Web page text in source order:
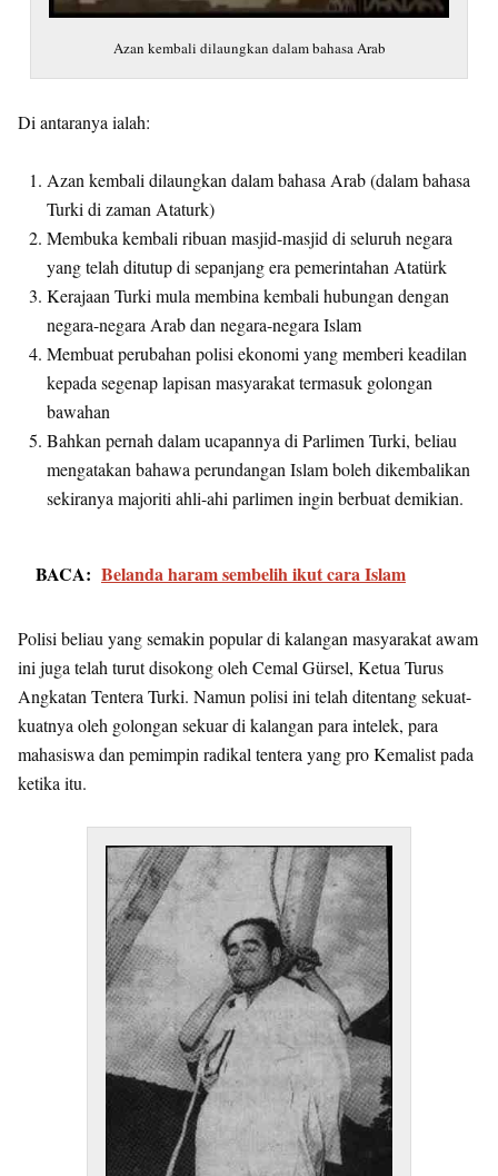
Azan kembali dilaungkan dalam bahasa Arab
Di antaranya ialah:
Azan kembali dilaungkan dalam bahasa Arab (dalam bahasa
Turki di zaman Ataturk)
Membuka kembali ribuan masjid-masjid di seluruh negara
yang telah ditutup di sepanjang era pemerintahan Atatürk
Kerajaan Turki mula membina kembali hubungan dengan
negara-negara Arab dan negara-negara Islam
Membuat perubahan polisi ekonomi yang memberi keadilan
kepada segenap lapisan masyarakat termasuk golongan
bawahan
Bahkan pernah dalam ucapannya di Parlimen Turki, beliau
mengatakan bahawa perundangan Islam boleh dikembalikan
sekiranya majoriti ahli-ahi parlimen ingin berbuat demikian.
BACA: Belanda haram sembelih ikut cara Islam
Polisi beliau yang semakin popular di kalangan masyarakat awam
ini juga telah turut disokong oleh Cemal Gürsel, Ketua Turus
Angkatan Tentera Turki. Namun polisi ini telah ditentang sekuat-
kuatnya oleh golongan sekuar di kalangan para intelek, para
mahasiswa dan pemimpin radikal tentera yang pro Kemalist pada
ketika itu.